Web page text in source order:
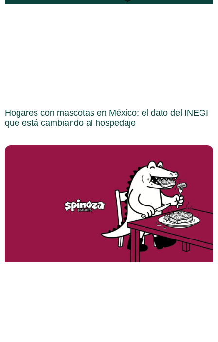
Hogares con mascotas en México: el dato del INEGI
que está cambiando al hospedaje